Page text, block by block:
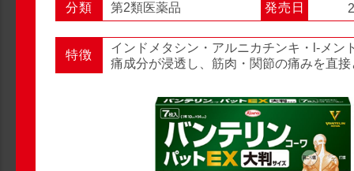
OTC新商品レポート 店頭観察
1 2 3 ... 54 次
分類 第2類医薬品 発売日
特徴
インドメタシン・アルニカチンキ・l-メン
痛成分が浸透し、筋肉・関節の痛みを直接